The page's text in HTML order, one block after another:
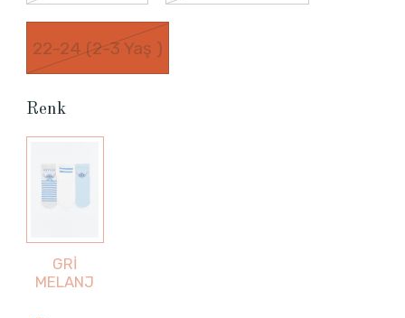
22-24 (2-3 Yaş )
Renk
GRİ
MELANJ